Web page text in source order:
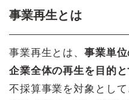
事業再生とは
事業再生とは、 事業単位
企業全体の再生を目的
不採算事業を対象とし